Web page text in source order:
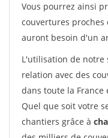
Vous pourrez ainsi
couvertures
auront besoin d'un
L'utilisation de notre
relation avec des
dans toute la France
Quel que soit votre
chantiers grâce à